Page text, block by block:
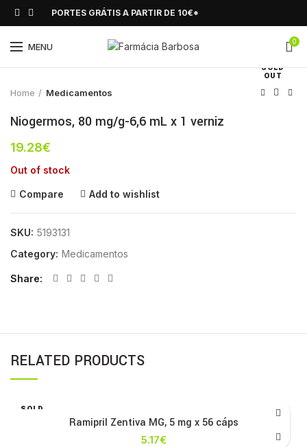
PORTES GRÁTIS A PARTIR DE 10€*
MENU 0
SOLD
OUT
Click to enlarge
Home Medicamentos
Niogermos, 80 mg/g-6,6 mL x 1 verniz
19.28€
Out of stock
Compare Add to wishlist
SKU: 5193131
Category: Medicamentos
Share
RELATED PRODUCTS
SOLD
Ramipril Zentiva MG, 5 mg x 56 cáps
5.17€